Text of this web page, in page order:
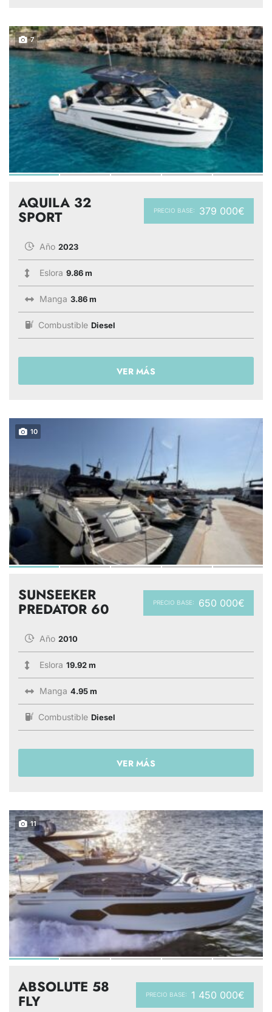
7
PRECIO BASE: 379 000€
AQUILA 32
SPORT
Año 2023
Eslora 9.86 m
Manga 3.86 m
Combustible Diesel
VER MÁS
10
PRECIO BASE: 650 000€
SUNSEEKER
PREDATOR 60
Año 2010
Eslora 19.92 m
Manga 4.95 m
Combustible Diesel
VER MÁS
11
PRECIO BASE: 1 450 000€
ABSOLUTE 58
FLY